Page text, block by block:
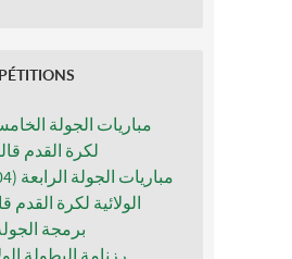
لكرة القدم
الولائية لكرة القدم
برمجة الجولة 03 فئة أقل من 11